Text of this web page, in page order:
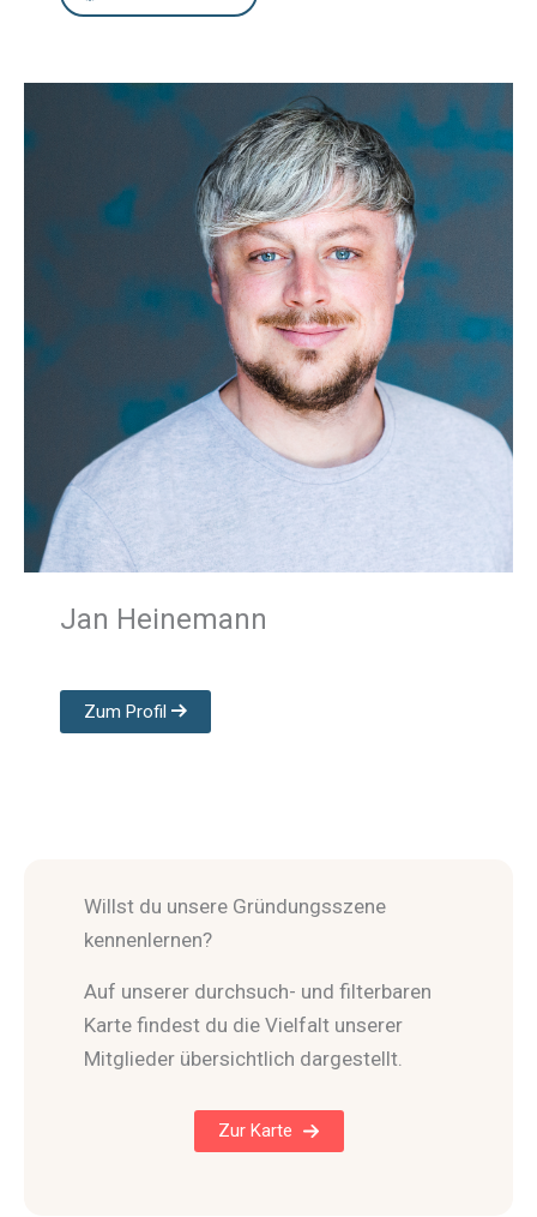
Jan Heinemann
Zum Profil
Willst du unsere Gründungsszene
kennenlernen?
Auf unserer durchsuch- und filterbaren
Karte findest du die Vielfalt unserer
Mitglieder übersichtlich dargestellt.
Zur Karte